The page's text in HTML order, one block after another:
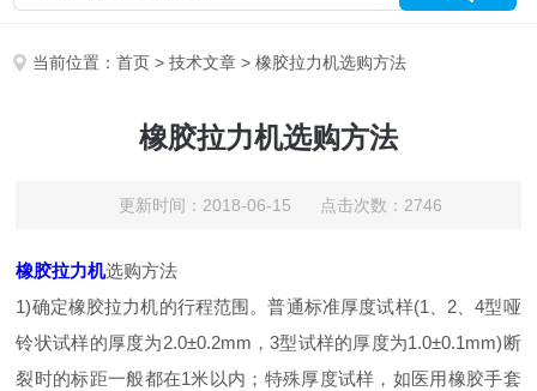
当前位置：首页 >技术文章 > 橡胶拉力机选购方法
橡胶拉力机选购方法
更新时间：2018-06-15 点击次数：2746
橡胶拉力机选购方法
1)确定橡胶拉力机的行程范围。普通标准厚度试样(1、2、4型哑
铃状试样的厚度为2.0±0.2mm，3型试样的厚度为1.0±0.1mm)断
裂时的标距一般都在1米以内；特殊厚度试样，如医用橡胶手套